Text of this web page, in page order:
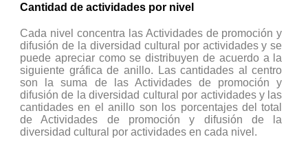
Cantidad de actividades por nivel
Cada nivel concentra las Actividades de promoción y
difusión de la diversidad cultural por actividades y se
puede apreciar como se distribuyen de acuerdo a la
siguiente gráfica de anillo. Las cantidades al centro
son la suma de las Actividades de promoción y
difusión de la diversidad cultural por actividades y las
cantidades en el anillo son los porcentajes del total
de Actividades de promoción y difusión de la
diversidad cultural por actividades en cada nivel.